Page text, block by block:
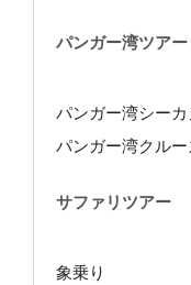
パンガー湾ツアー
パンガー湾シーカ
パンガー湾クルー
サファリツアー
象乗り